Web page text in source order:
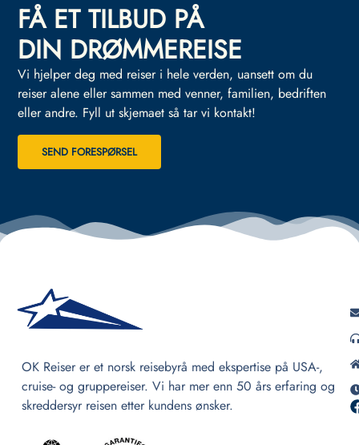
FÅ ET TILBUD PÅ
DIN DRØMMEREISE
Vi hjelper deg med reiser i hele verden, uansett om du
reiser alene eller sammen med venner, familien, bedriften
eller andre. Fyll ut skjemaet så tar vi kontakt!
SEND FORESPØRSEL
OK Reiser er et norsk reisebyrå med ekspertise på USA-,
cruise- og gruppereiser. Vi har mer enn 50 års erfaring og
skreddersyr reisen etter kundens ønsker.